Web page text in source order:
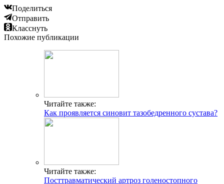
Поделиться
Отправить
Класснуть
Похожие публикации
Читайте также:
Как проявляется синовит тазобедренного сустава?
Читайте также:
Посттравматический артроз голеностопного